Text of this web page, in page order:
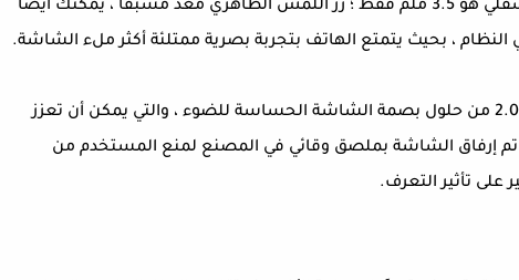
إصدار Oppo Reno 10X Zoom للإطار السفلي هو 3.5 ملم فقط ؛ زر اللمس الظاهري مُعد مسبقًا ، يمكنك أيضًا
، بحيث يتمتع الهاتف بتجربة بصرية ممتلئة أكثر ملء الشاشة.
إصدار Oppo Reno 10X Zoom مع تقنية 2.0 من حلول بصمة الشاشة الحساسة للضوء ، والتي يمكن أن تعزز
، تم إرفاق الشاشة بملصق وقائي في المصنع لمنع المستخدم من
على تأثير التعرف.